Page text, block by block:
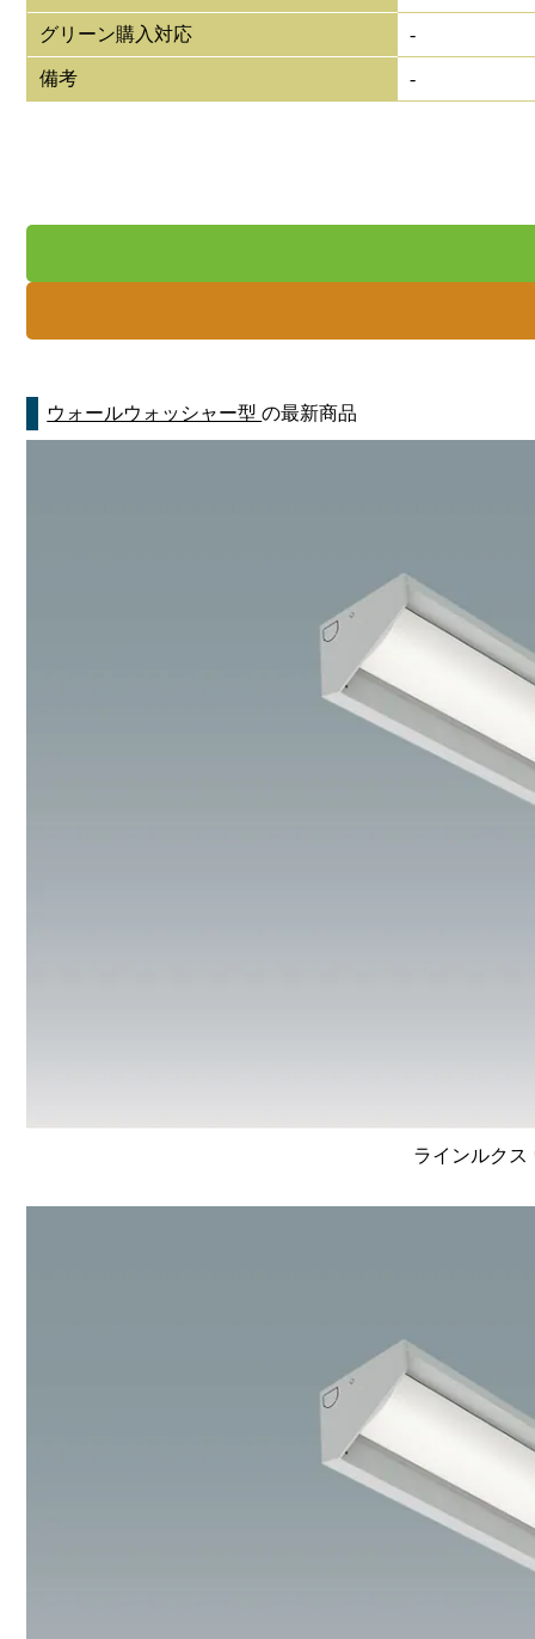
グリーン購入対応 -
備考 -
ウォールウォッシャー型の最新商品
ラインルクス